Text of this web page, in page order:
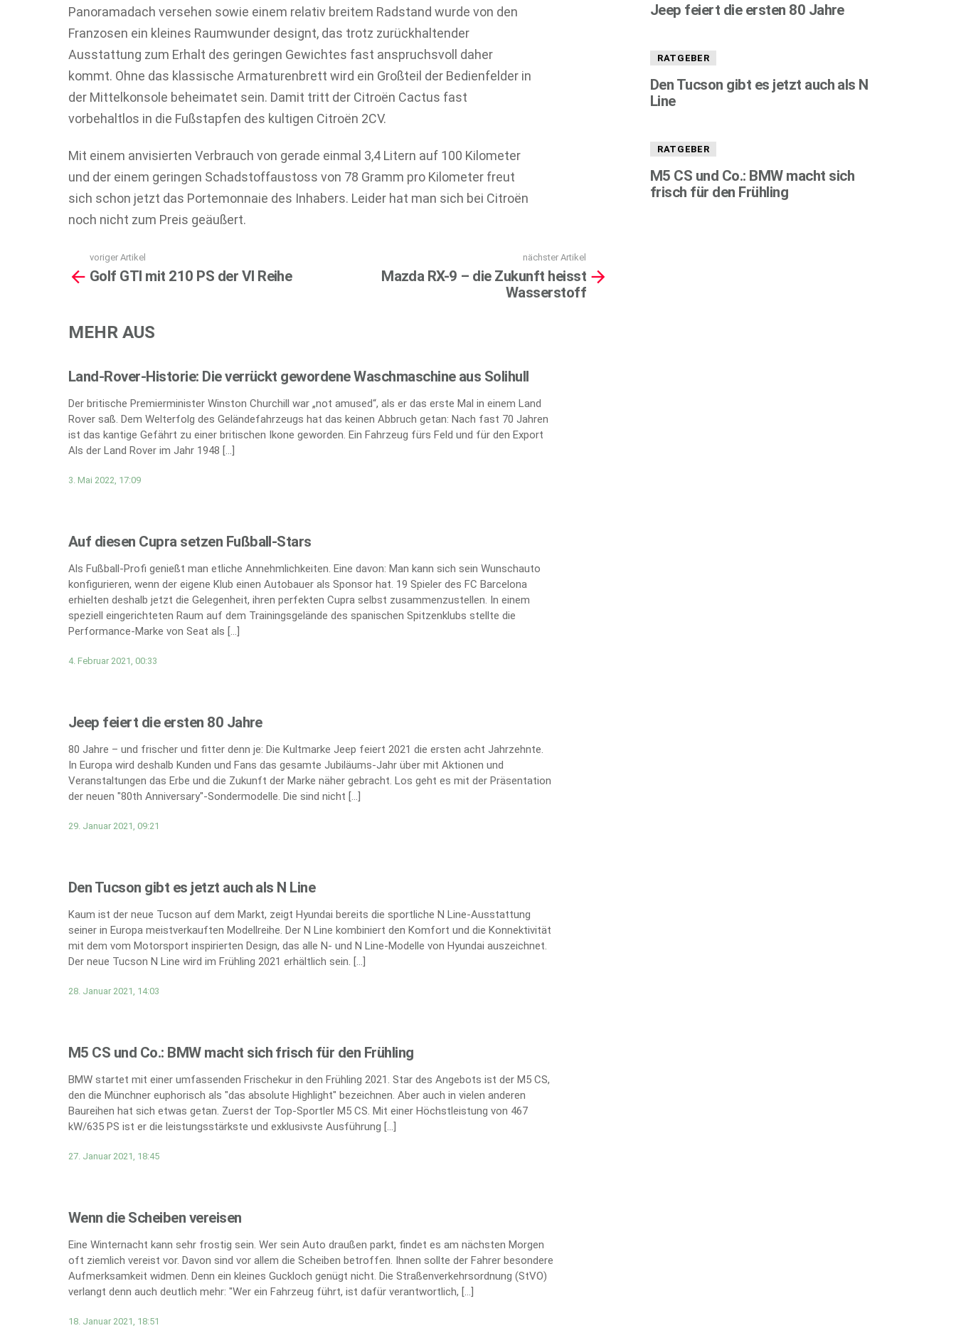
Panoramadach versehen sowie einem relativ breitem Radstand wurde von den
Franzosen ein kleines Raumwunder designt, das trotz zurückhaltender
Ausstattung zum Erhalt des geringen Gewichtes fast anspruchsvoll daher
kommt. Ohne das klassische Armaturenbrett wird ein Großteil der Bedienfelder in
der Mittelkonsole beheimatet sein. Damit tritt der Citroën Cactus fast
vorbehaltlos in die Fußstapfen des kultigen Citroën 2CV.
Mit einem anvisierten Verbrauch von gerade einmal 3,4 Litern auf 100 Kilometer
und der einem geringen Schadstoffaustoss von 78 Gramm pro Kilometer freut
sich schon jetzt das Portemonnaie des Inhabers. Leider hat man sich bei Citroën
noch nicht zum Preis geäußert.
more
voriger Artikel
Golf GTI mit 210 PS der VI Reihe
nächster Artikel
Mazda RX-9 – die Zukunft heisst
Wasserstoff
MEHR AUS
Land-Rover-Historie: Die verrückt gewordene Waschmaschine aus Solihull
Der britische Premierminister Winston Churchill war „not amused“, als er das erste Mal in einem Land
Rover saß. Dem Welterfolg des Geländefahrzeugs hat das keinen Abbruch getan: Nach fast 70 Jahren
ist das kantige Gefährt zu einer britischen Ikone geworden. Ein Fahrzeug fürs Feld und für den Export
Als der Land Rover im Jahr 1948 […]
3. Mai 2022, 17:09
Auf diesen Cupra setzen Fußball-Stars
Als Fußball-Profi genießt man etliche Annehmlichkeiten. Eine davon: Man kann sich sein Wunschauto
konfigurieren, wenn der eigene Klub einen Autobauer als Sponsor hat. 19 Spieler des FC Barcelona
erhielten deshalb jetzt die Gelegenheit, ihren perfekten Cupra selbst zusammenzustellen. In einem
speziell eingerichteten Raum auf dem Trainingsgelände des spanischen Spitzenklubs stellte die
Performance-Marke von Seat als […]
4. Februar 2021, 00:33
Jeep feiert die ersten 80 Jahre
80 Jahre – und frischer und fitter denn je: Die Kultmarke Jeep feiert 2021 die ersten acht Jahrzehnte.
In Europa wird deshalb Kunden und Fans das gesamte Jubiläums-Jahr über mit Aktionen und
Veranstaltungen das Erbe und die Zukunft der Marke näher gebracht. Los geht es mit der Präsentation
der neuen "80th Anniversary"-Sondermodelle. Die sind nicht […]
29. Januar 2021, 09:21
Den Tucson gibt es jetzt auch als N Line
Kaum ist der neue Tucson auf dem Markt, zeigt Hyundai bereits die sportliche N Line-Ausstattung
seiner in Europa meistverkauften Modellreihe. Der N Line kombiniert den Komfort und die Konnektivität
mit dem vom Motorsport inspirierten Design, das alle N- und N Line-Modelle von Hyundai auszeichnet.
Der neue Tucson N Line wird im Frühling 2021 erhältlich sein. […]
28. Januar 2021, 14:03
M5 CS und Co.: BMW macht sich frisch für den Frühling
BMW startet mit einer umfassenden Frischekur in den Frühling 2021. Star des Angebots ist der M5 CS,
den die Münchner euphorisch als "das absolute Highlight" bezeichnen. Aber auch in vielen anderen
Baureihen hat sich etwas getan. Zuerst der Top-Sportler M5 CS. Mit einer Höchstleistung von 467
kW/635 PS ist er die leistungsstärkste und exklusivste Ausführung […]
27. Januar 2021, 18:45
Wenn die Scheiben vereisen
Eine Winternacht kann sehr frostig sein. Wer sein Auto draußen parkt, findet es am nächsten Morgen
oft ziemlich vereist vor. Davon sind vor allem die Scheiben betroffen. Ihnen sollte der Fahrer besondere
Aufmerksamkeit widmen. Denn ein kleines Guckloch genügt nicht. Die Straßenverkehrsordnung (StVO)
verlangt denn auch deutlich mehr: "Wer ein Fahrzeug führt, ist dafür verantwortlich, […]
18. Januar 2021, 18:51
Jeep feiert die ersten 80 Jahre
RATGEBER
Den Tucson gibt es jetzt auch als N
Line
RATGEBER
M5 CS und Co.: BMW macht sich
frisch für den Frühling